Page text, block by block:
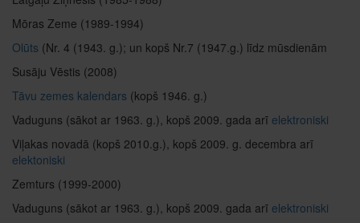
Mōras Zeme (1989-1994)
Olūts (Nr. 4 (1943. g.); un kopš Nr.7 (1947.g.) līdz mūsdienām
Susāju Vēstis (2008)
Tāvu zemes kalendars (kopš 1946. g.)
Vaduguns (sākot ar 1963. g.), kopš 2009. gada arī elektroniski
Viļakas novadā (kopš 2010.g.), kopš 2009. g. decembra arī
elektoniski
Zemturs (1999-2000)
Vaduguns (sākot ar 1963. g.), kopš 2009. gada arī elektroniski